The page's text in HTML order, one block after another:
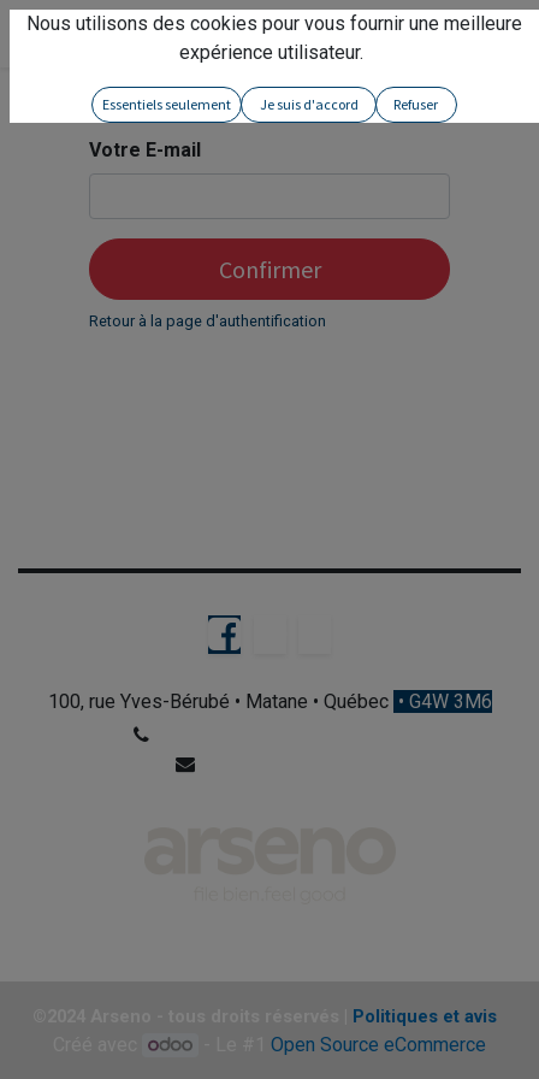
Service client
Votre E-mail
Confirmer
Retour à la page d'authentification
100, rue Yves-Bérubé • Matane • Québec • G4W 3M6
Politiques et avis
Open Source eCommerce
Nous utilisons des cookies pour vous fournir une meilleure
expérience utilisateur.
Essentiels seulement Je suis d'accord Refuser